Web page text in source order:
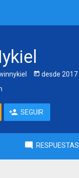
desde 2017
SEGUIR
RESPUESTAS